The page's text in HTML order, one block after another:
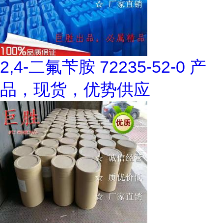
2,4-二氟苄胺 72235-52-0 产
品，现货，优势供应